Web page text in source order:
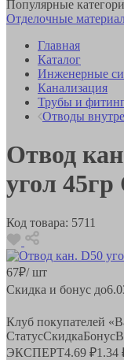
Популярные
Отделочные
Главная
Каталог
Инженерные
Канализация
Трубы и
Отводы
Отвод
угол
Код товара: 5711
67₽/ шт
Скидка и бонус до
Клуб покупателей
СтатусСкидкаБонус
ЭКСПЕРТ4.69 ₽1.34